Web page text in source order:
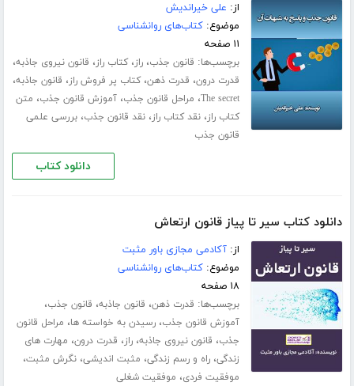
از: علی خیراندیش
موضوع:کتاب‌های روانشناسی
۱۱ صفحه
برچسب‌ها: قانون جذب،راز،کتاب راز، قانون نیروی جاذبه،
قدرت درون، قدرت ذهن،کتاب پر فروش راز، قانون جاذبه،
The secret، مراحل قانون جذب،آموزش قانون جذب، متن
کتاب راز،نقد کتاب راز،نقد قانون جذب،بررسی علمی
قانون جذب
دانلود کتاب
دانلود کتاب سیر تا پیاز قانون ارتعاش
از:آکادمی مجازی باور مثبت
موضوع:کتاب‌های روانشناسی
۱۸ صفحه
برچسب‌ها: قدرت ذهن، قانون جاذبه، قانون جذب،
آموزش قانون جذب،رسیدن به خواسته ها، مراحل قانون
جذب، قانون نیروی جاذبه،راز، قدرت درون، مهارت های
زندگی،راه و رسم زندگی، مثبت اندیشی،نگرش مثبت،
موفقیت فردی، موفقیت شغلی